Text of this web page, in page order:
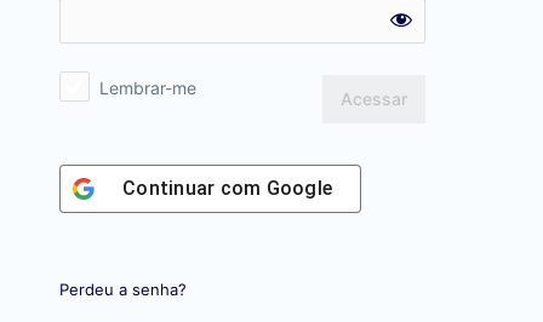
Lembrar-me
Continuar com Google
Perdeu a senha?